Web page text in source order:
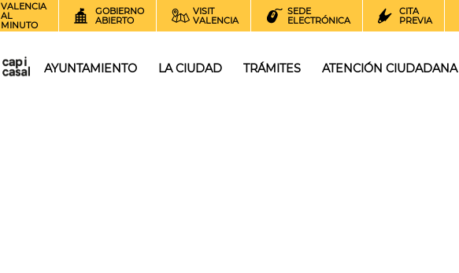
VALENCIA
AL
MINUTO
GOBIERNO
ABIERTO
VISIT
VALENCIA
SEDE
ELECTRÓNICA
CITA
PREVIA
AYUNTAMIENTO LA CIUDAD TRÁMITES ATENCIÓN CIUDADANA